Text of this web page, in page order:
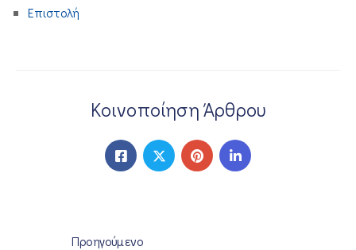
Επιστολή
Κοινοποίηση Άρθρου
Προηγούμενο